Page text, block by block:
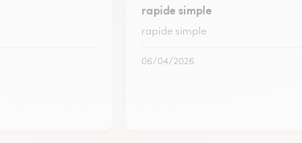
rapide simple
rapide simple
06/04/2026